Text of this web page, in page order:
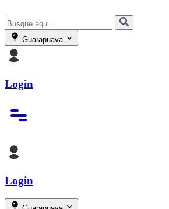
Guarapuava
Login
Login